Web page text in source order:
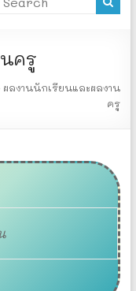
ครู
ผลงานนักเรียนและผลงาน
ครู